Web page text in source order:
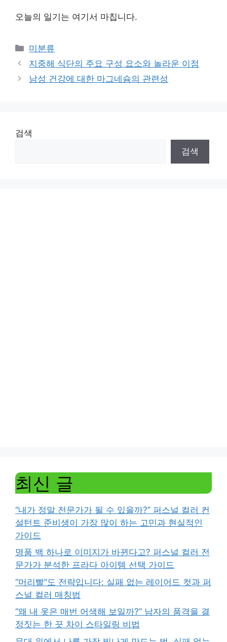
오늘의 일기는 여기서 마칩니다.
Categories
미분류
지중해 식단의 주요 구성 요소와 놀라운 이점
남성 건강에 대한 마그네슘의 관련성
검색
검색
최신 글
“내가 정말 전문가가 될 수 있을까?” 퍼스널 컬러 컨
설턴트 준비생이 가장 많이 하는 고민과 현실적인
가이드
명품 백 하나로 이미지가 바뀐다고? 퍼스널 컬러 전
문가가 분석한 프라다 아이템 선택 가이드
“머리빨”도 전략입니다: 실패 없는 레이어드 컷과 퍼
스널 컬러 매칭법
“왜 내 옷은 매번 어색해 보일까?” 남자의 품격을 결
정짓는 한 끗 차이 스타일링 비법